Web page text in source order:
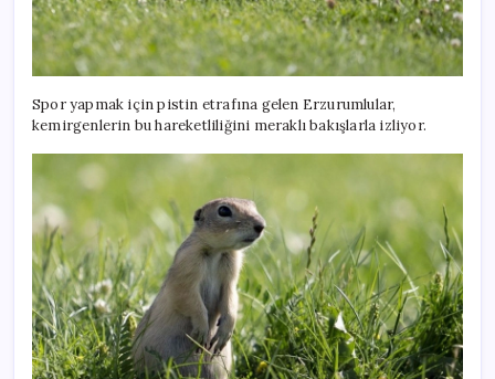
Spor yapmak için pistin etrafına gelen Erzurumlular,
kemirgenlerin bu hareketliliğini meraklı bakışlarla izliyor.